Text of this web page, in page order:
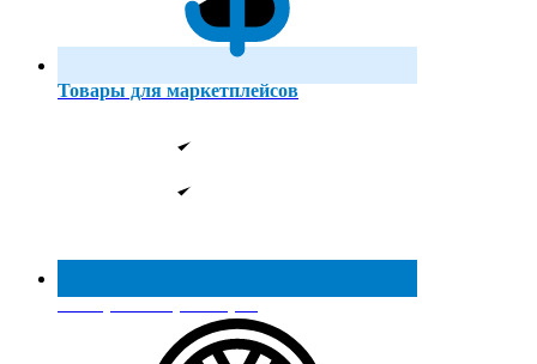
Товары для маркетплейсов
Реестр МинПромТорга